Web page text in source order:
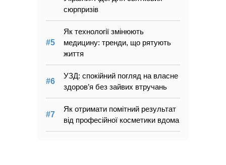
сюрпризів
Як технології змінюють
медицину: тренди, що рятують
життя
УЗД: спокійний погляд на власне
здоров’я без зайвих втручань
Як отримати помітний результат
від професійної косметики вдома